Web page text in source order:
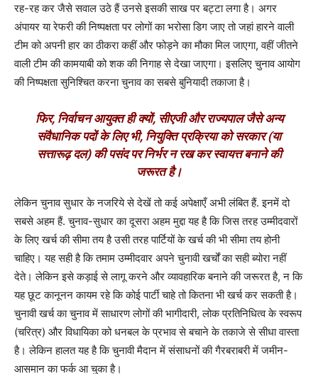
रह-रह कर जैसे सवाल उठे हैं उनसे इसकी साख पर बट्टा लगा है। अगर
अंपायर या रेफरी की निष्पक्षता पर लोगों का भरोसा डिग जाए तो जहां हारने वाली
टीम को अपनी हार का ठीकरा कहीं और फोड़ने का मौका मिल जाएगा, वहीं जीतने
वाली टीम की कामयाबी को शक की निगाह से देखा जाएगा। इसलिए चुनाव आयोग
की निष्पक्षता सुनिश्चित करना चुनाव का सबसे बुनियादी तकाजा है।
फिर, निर्वाचन आयुक्त ही क्यों, सीएजी और राज्यपाल जैसे अन्य
संवैधानिक पदों के लिए भी, नियुक्ति प्रक्रिया को सरकार (या
सत्तारूढ़ दल) की पसंद पर निर्भर न रख कर स्वायत्त बनाने की
जरूरत है।
लेकिन चुनाव सुधार के नजरिये से देखें तो कई अपेक्षाएँ अभी लंबित हैं. इनमें दो
सबसे अहम हैं. चुनाव-सुधार का दूसरा अहम मुद्दा यह है कि जिस तरह उम्मीदवारों
के लिए खर्च की सीमा तय है उसी तरह पार्टियों के खर्च की भी सीमा तय होनी
चाहिए। यह सही है कि तमाम उम्मीदवार अपने चुनावी खर्चों का सही ब्योरा नहीं
देते। लेकिन इसे कड़ाई से लागू करने और व्यावहारिक बनाने की जरूरत है, न कि
यह छूट कानूनन कायम रहे कि कोई पार्टी चाहे तो कितना भी खर्च कर सकती है।
चुनावी खर्च का चुनाव में साधारण लोगों की भागीदारी, लोक प्रतिनिधित्व के स्वरूप
(चरित्र) और विधायिका को धनबल के प्रभाव से बचाने के तकाजे से सीधा वास्ता
है। लेकिन हालत यह है कि चुनावी मैदान में संसाधनों की गैरबराबरी में जमीन-
आसमान का फर्क आ चुका है।